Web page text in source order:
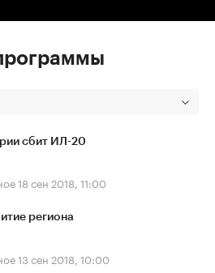
сбит ИЛ-20
18 сен 2018, 11:00
региона
13 сен 2018, 10:00